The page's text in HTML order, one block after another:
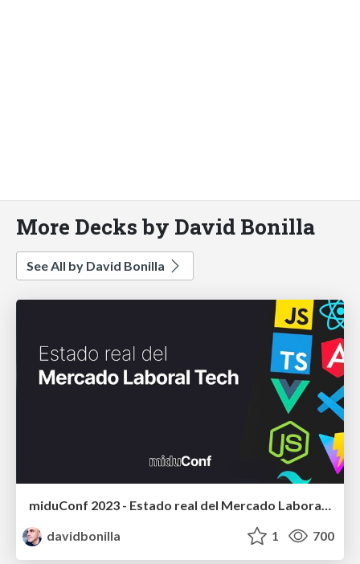
More Decks by David Bonilla
See All by David Bonilla
miduConf 2023 - Estado real del Mercado Laboral Tech
davidbonilla
1 700